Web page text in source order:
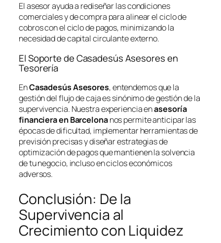
El asesor ayuda a rediseñar las condiciones
comerciales y de compra para alinear el ciclo de
cobros con el ciclo de pagos, minimizando la
necesidad de capital circulante externo.
El Soporte de Casadesús Asesores en
Tesorería
EnCasadesús Asesores, entendemos que la
gestión del flujo de caja es sinónimo de gestión de la
supervivencia. Nuestra experiencia enasesoría
financiera en Barcelonanos permite anticipar las
épocas de dificultad, implementar herramientas de
previsión precisas y diseñar estrategias de
optimización de pagos que mantienen la solvencia
de tu negocio, incluso en ciclos económicos
adversos.
Conclusión: De la
Supervivencia al
Crecimiento con Liquidez